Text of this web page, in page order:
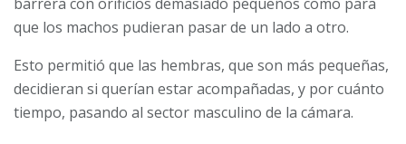
que los machos pudieran pasar de un lado a otro.
Esto permitió que las hembras, que son más pequeñas,
decidieran si querían estar acompañadas, y por cuánto
tiempo, pasando al sector masculino de la cámara.